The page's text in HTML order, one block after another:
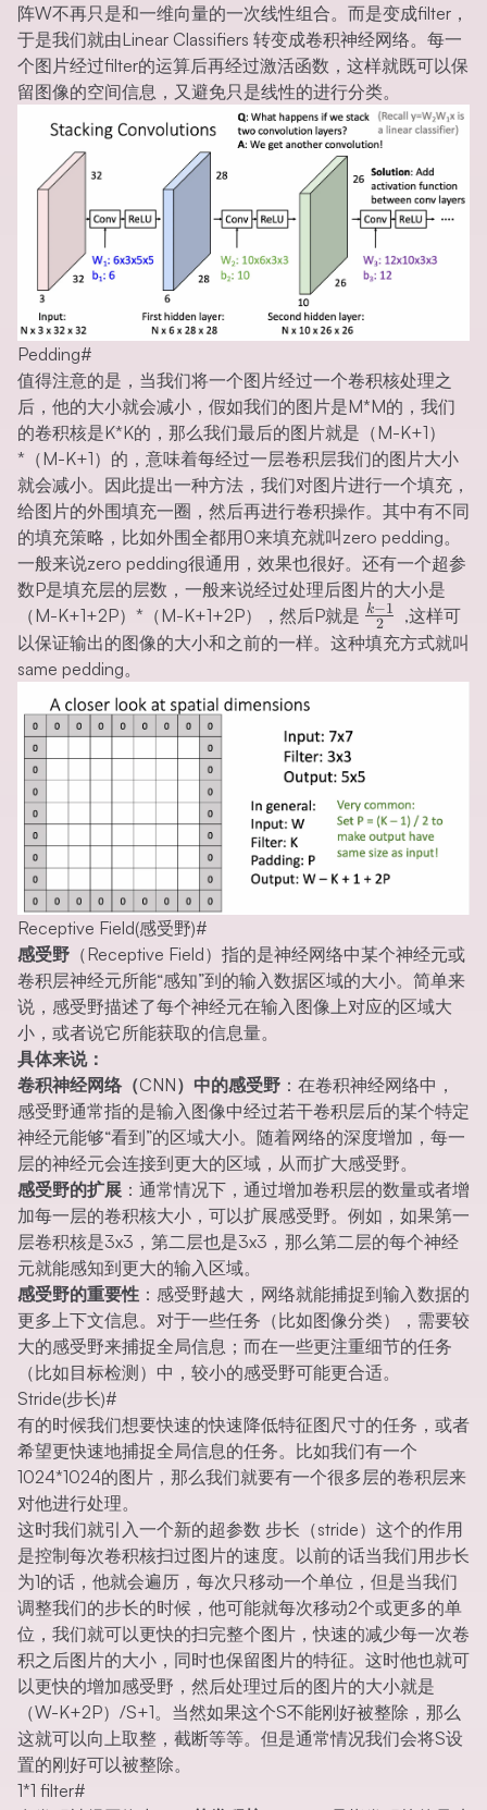
阵W不再只是和一维向量的一次线性组合。而是变成filter，
于是我们就由Linear Classifiers 转变成卷积神经网络。每一
个图片经过filter的运算后再经过激活函数，这样就既可以保
留图像的空间信息，又避免只是线性的进行分类。
Pedding#
值得注意的是，当我们将一个图片经过一个卷积核处理之
后，他的大小就会减小，假如我们的图片是M*M的，我们
的卷积核是K*K的，那么我们最后的图片就是（M-K+1）
*（M-K+1）的，意味着每经过一层卷积层我们的图片大小
就会减小。因此提出一种方法，我们对图片进行一个填充，
给图片的外围填充一圈，然后再进行卷积操作。其中有不同
的填充策略，比如外围全都用0来填充就叫zero pedding。
一般来说zero pedding很通用，效果也很好。还有一个超参
数P是填充层的层数，一般来说经过处理后图片的大小是
（M-K+1+2P）*（M-K+1+2P），然后P就是 \frac{k-
1}{2}
2
k−1
,这样可
以保证输出的图像的大小和之前的一样。这种填充方式就叫
same pedding。
Receptive Field(感受野)#
感受野 （Receptive Field）指的是神经网络中某个神经元或
卷积层神经元所能“感知”到的输入数据区域的大小。简单来
说，感受野描述了每个神经元在输入图像上对应的区域大
小，或者说它所能获取的信息量。
具体来说：
卷积神经网络（CNN）中的感受野 ：在卷积神经网络中，
感受野通常指的是输入图像中经过若干卷积层后的某个特定
神经元能够“看到”的区域大小。随着网络的深度增加，每一
层的神经元会连接到更大的区域，从而扩大感受野。
感受野的扩展 ：通常情况下，通过增加卷积层的数量或者增
加每一层的卷积核大小，可以扩展感受野。例如，如果第一
层卷积核是3x3，第二层也是3x3，那么第二层的每个神经
元就能感知到更大的输入区域。
感受野的重要性 ：感受野越大，网络就能捕捉到输入数据的
更多上下文信息。对于一些任务（比如图像分类），需要较
大的感受野来捕捉全局信息；而在一些更注重细节的任务
（比如目标检测）中，较小的感受野可能更合适。
Stride(步长)#
有的时候我们想要快速的快速降低特征图尺寸的任务，或者
希望更快速地捕捉全局信息的任务。比如我们有一个
1024*1024的图片，那么我们就要有一个很多层的卷积层来
对他进行处理。
这时我们就引入一个新的超参数 步长（stride）这个的作用
是控制每次卷积核扫过图片的速度。以前的话当我们用步长
为1的话，他就会遍历，每次只移动一个单位，但是当我们
调整我们的步长的时候，他可能就每次移动2个或更多的单
位，我们就可以更快的扫完整个图片，快速的减少每一次卷
积之后图片的大小，同时也保留图片的特征。这时他也就可
以更快的增加感受野，然后处理过后的图片的大小就是
（W-K+2P）/S+1。当然如果这个S不能刚好被整除，那么
这就可以向上取整，截断等等。但是通常情况我们会将S设
置的刚好可以被整除。
1*1 filter#